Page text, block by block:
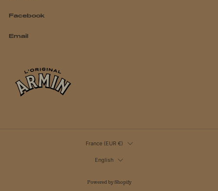
Facebook
Email
COUNTRY
France (EUR €)
LANGUAGE
English
Powered by Shopify